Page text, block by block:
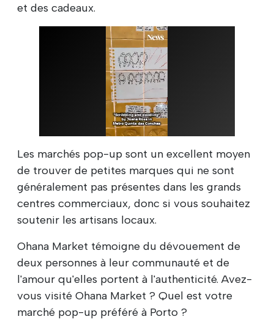
et des cadeaux.
Les marchés pop-up sont un excellent moyen
de trouver de petites marques qui ne sont
généralement pas présentes dans les grands
centres commerciaux, donc si vous souhaitez
soutenir les artisans locaux.
Ohana Market témoigne du dévouement de
deux personnes à leur communauté et de
l'amour qu'elles portent à l'authenticité. Avez-
vous visité Ohana Market ? Quel est votre
marché pop-up préféré à Porto ?